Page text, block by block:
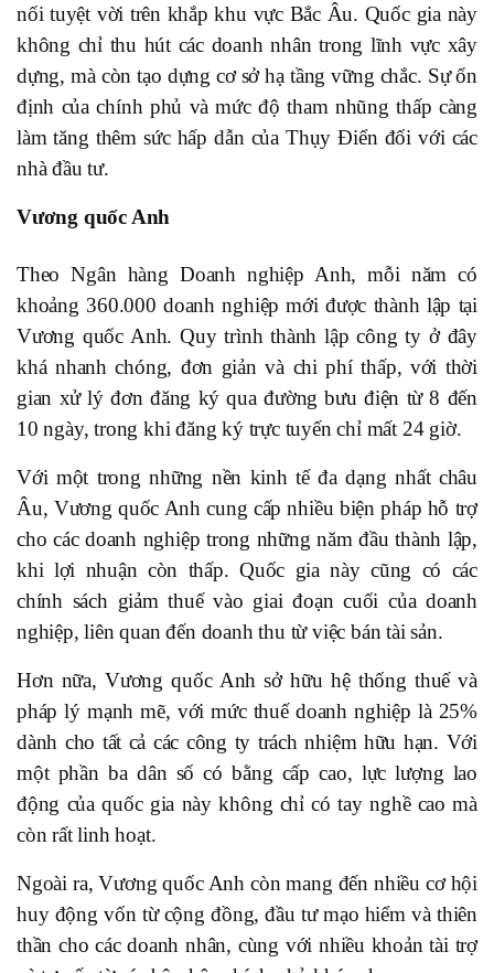
nối tuyệt vời trên khắp khu vực Bắc Âu. Quốc gia này
không chỉ thu hút các doanh nhân trong lĩnh vực xây
dựng, mà còn tạo dựng cơ sở hạ tầng vững chắc. Sự ổn
định của chính phủ và mức độ tham nhũng thấp càng
làm tăng thêm sức hấp dẫn của Thụy Điển đối với các
nhà đầu tư.
Vương quốc Anh
Theo Ngân hàng Doanh nghiệp Anh, mỗi năm có
khoảng 360.000 doanh nghiệp mới được thành lập tại
Vương quốc Anh. Quy trình thành lập công ty ở đây
khá nhanh chóng, đơn giản và chi phí thấp, với thời
gian xử lý đơn đăng ký qua đường bưu điện từ 8 đến
10 ngày, trong khi đăng ký trực tuyến chỉ mất 24 giờ.
Với một trong những nền kinh tế đa dạng nhất châu
Âu, Vương quốc Anh cung cấp nhiều biện pháp hỗ trợ
cho các doanh nghiệp trong những năm đầu thành lập,
khi lợi nhuận còn thấp. Quốc gia này cũng có các
chính sách giảm thuế vào giai đoạn cuối của doanh
nghiệp, liên quan đến doanh thu từ việc bán tài sản.
Hơn nữa, Vương quốc Anh sở hữu hệ thống thuế và
pháp lý mạnh mẽ, với mức thuế doanh nghiệp là 25%
dành cho tất cả các công ty trách nhiệm hữu hạn. Với
một phần ba dân số có bằng cấp cao, lực lượng lao
động của quốc gia này không chỉ có tay nghề cao mà
còn rất linh hoạt.
Ngoài ra, Vương quốc Anh còn mang đến nhiều cơ hội
huy động vốn từ cộng đồng, đầu tư mạo hiểm và thiên
thần cho các doanh nhân, cùng với nhiều khoản tài trợ